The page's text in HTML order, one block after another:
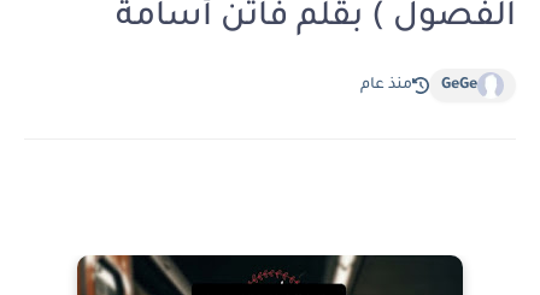
الفصول ) بقلم فاتن أسامة
GeGe منذ عام